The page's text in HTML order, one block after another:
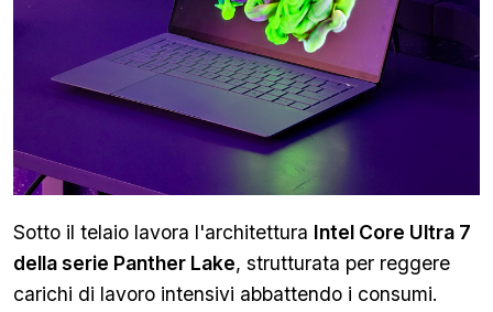
Sotto il telaio lavora l'architettura Intel Core Ultra 7
della serie Panther Lake, strutturata per reggere
carichi di lavoro intensivi abbattendo i consumi.